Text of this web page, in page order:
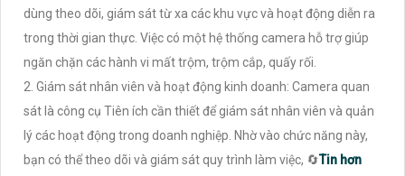
dùng theo dõi, giám sát từ xa các khu vực và hoạt động diễn ra
trong thời gian thực. Việc có một hệ thống camera hỗ trợ giúp
ngăn chặn các hành vi mất trộm, trộm cắp, quấy rối.
2. Giám sát nhân viên và hoạt động kinh doanh: Camera quan
sát là công cụ Tiên ích cần thiết để giám sát nhân viên và quản
lý các hoạt động trong doanh nghiệp. Nhờ vào chức năng này,
bạn có thể theo dõi và giám sát quy trình làm việc, 🔄Tin hơn